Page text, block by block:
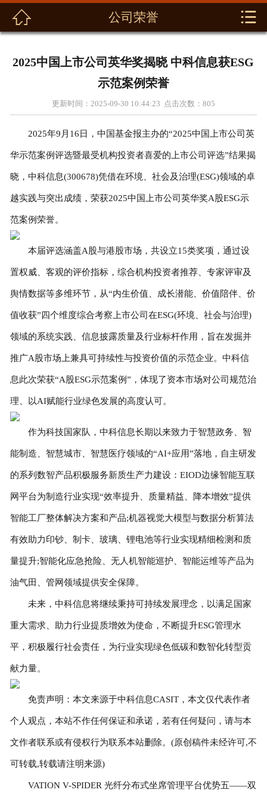
产品展示
解决方案
资料下载
联系我们
 公司荣誉 
2025中国上市公司英华奖揭晓 中科信息获ESG
示范案例荣誉
更新时间：2025-09-30 10:44:23 点击次数： 805
2025年9月16日，中国基金报主办的“2025中国上市公司英
华示范案例评选暨最受机构投资者喜爱的上市公司评选”结果揭
晓，中科信息(300678)凭借在环境、社会及治理(ESG)领域的卓
越实践与突出成绩，荣获2025中国上市公司英华奖A股ESG示
范案例荣誉。
本届评选涵盖A股与港股市场，共设立15类奖项，通过设
置权威、客观的评价指标，综合机构投资者推荐、专家评审及
舆情数据等多维环节，从“内生价值、成长潜能、价值陪伴、价
值收获”四个维度综合考察上市公司在ESG(环境、社会与治理)
领域的系统实践、信息披露质量及行业标杆作用，旨在发掘并
推广A股市场上兼具可持续性与投资价值的示范企业。中科信
息此次荣获“A股ESG示范案例”，体现了资本市场对公司规范治
理、以AI赋能行业绿色发展的高度认可。
作为科技国家队，中科信息长期以来致力于智慧政务、智
能制造、智慧城市、智慧医疗领域的“AI+应用”落地，自主研发
的系列数智产品积极服务新质生产力建设：EIOD边缘智能互联
网平台为制造行业实现“效率提升、质量精益、降本增效”提供
智能工厂整体解决方案和产品;机器视觉大模型与数据分析算法
有效助力印钞、制卡、玻璃、锂电池等行业实现精细检测和质
量提升;智能化应急抢险、无人机智能巡护、智能运维等产品为
油气田、管网领域提供安全保障。
未来，中科信息将继续秉持可持续发展理念，以满足国家
重大需求、助力行业提质增效为使命，不断提升ESG管理水
平，积极履行社会责任，为行业实现绿色低碳和数智化转型贡
献力量。
免责声明：本文来源于中科信息CASIT，本文仅代表作者
个人观点，本站不作任何保证和承诺，若有任何疑问，请与本
文作者联系或有侵权行为联系本站删除。(原创稿件未经许可,不
可转载,转载请注明来源)
VATION V-SPIDER 光纤分布式坐席管理平台优势五——双